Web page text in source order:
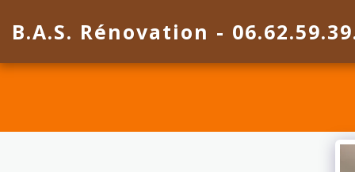
B.A.S. Rénovation -